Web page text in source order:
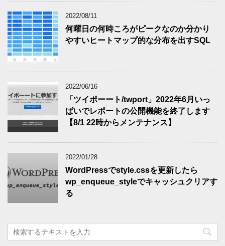
2022/08/11
何曜日の何時ころがピークなのか分かり
やすいヒートマップ的な分布を出すSQL
2022/06/16
「ツイポーート/twport」2022年6月いっ
ぱいでレポートの公開機能を終了します
【8/1 22時からメンテナンス】
2022/01/28
WordPressでstyle.cssを更新したら
wp_enqueue_styleでキャッシュクリアす
る